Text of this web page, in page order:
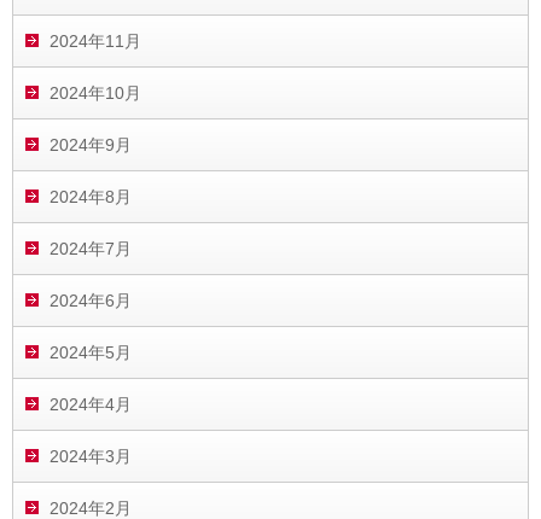
2024年11月
2024年10月
2024年9月
2024年8月
2024年7月
2024年6月
2024年5月
2024年4月
2024年3月
2024年2月